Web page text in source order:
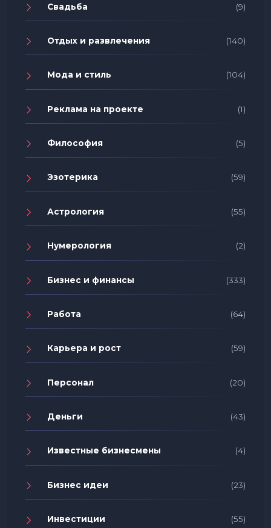
Свадьба (9)
Отдых и развлечения (140)
Мода и стиль (104)
Реклама на проекте (1)
Философия (5)
Эзотерика (59)
Астрология (55)
Нумерология (2)
Бизнес и финансы (333)
Работа (64)
Карьера и рост (59)
Персонал (20)
Деньги (43)
Известные бизнесмены (4)
Бизнес идеи (23)
Инвестиции (55)